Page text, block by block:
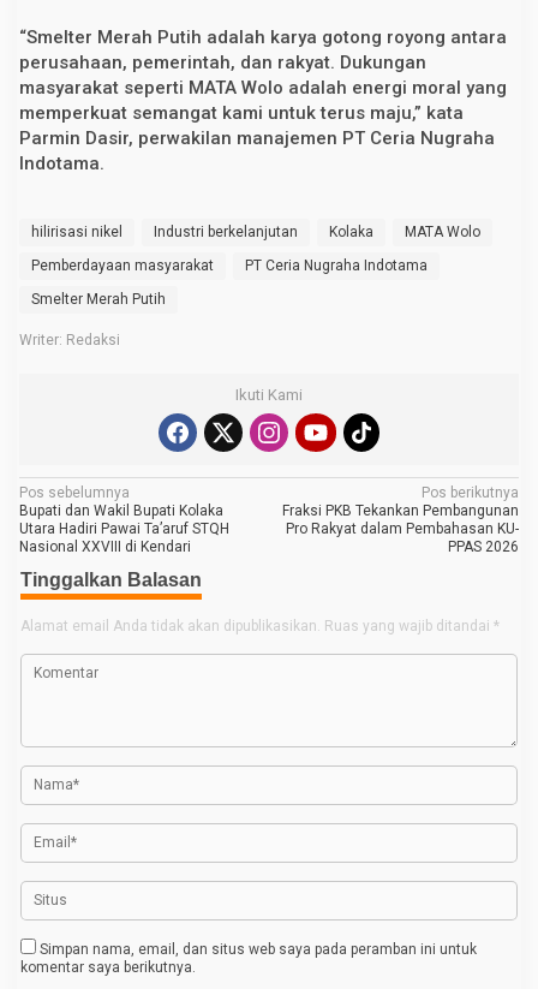
“Smelter Merah Putih adalah karya gotong royong antara
perusahaan, pemerintah, dan rakyat. Dukungan
masyarakat seperti MATA Wolo adalah energi moral yang
memperkuat semangat kami untuk terus maju,” kata
Parmin Dasir, perwakilan manajemen PT Ceria Nugraha
Indotama.
hilirisasi nikel Industri berkelanjutan Kolaka
MATA Wolo
Pemberdayaan masyarakat
PT Ceria Nugraha Indotama
Smelter Merah Putih
Writer: Redaksi
Ikuti Kami
N
a
v
i
g
a
p
o
s
Pos sebelumnya
Bupati dan Wakil Bupati Kolaka
Utara Hadiri Pawai Ta’aruf STQH
Nasional XXVIII di Kendari
Pos berikutnya
Fraksi PKB Tekankan Pembangunan
Pro Rakyat dalam Pembahasan KU-
PPAS 2026
Tinggalkan Balasan
Alamat email Anda tidak akan dipublikasikan. Ruas yang wajib ditandai *
Simpan nama, email, dan situs web saya pada peramban ini untuk
komentar saya berikutnya.